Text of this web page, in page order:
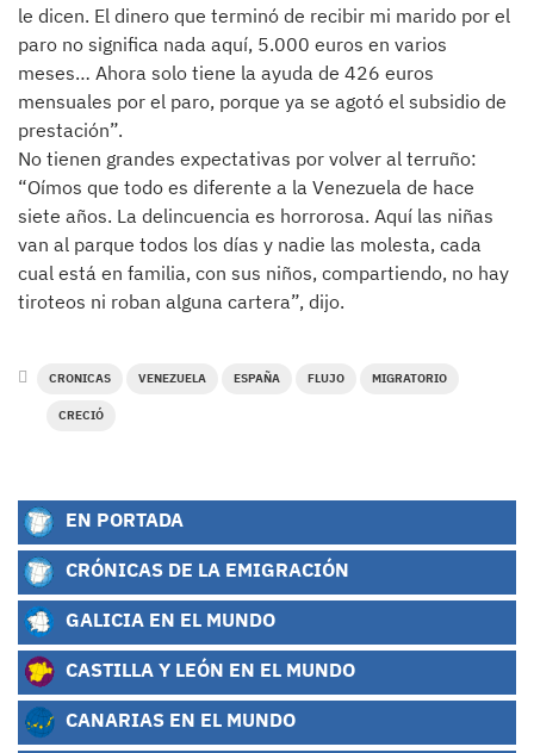
le dicen. El dinero que terminó de recibir mi marido por el
paro no significa nada aquí, 5.000 euros en varios
meses… Ahora solo tiene la ayuda de 426 euros
mensuales por el paro, porque ya se agotó el subsidio de
prestación”.
No tienen grandes expectativas por volver al terruño:
“Oímos que todo es diferente a la Venezuela de hace
siete años. La delincuencia es horrorosa. Aquí las niñas
van al parque todos los días y nadie las molesta, cada
cual está en familia, con sus niños, compartiendo, no hay
tiroteos ni roban alguna cartera”, dijo.
CRONICAS VENEZUELA ESPAÑA FLUJO MIGRATORIO
CRECIÓ
EN PORTADA
CRÓNICAS DE LA EMIGRACIÓN
GALICIA EN EL MUNDO
CASTILLA Y LEÓN EN EL MUNDO
CANARIAS EN EL MUNDO